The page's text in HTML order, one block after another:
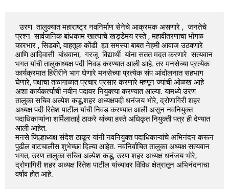
  उरण  तालुक्यात महाराष्ट्र नवनिर्माण सेनेचे आक्रमक असणारे ,  जनतेचे
प्रश्न  सार्वजनिक बांधकाम खात्याचे खड्डेमय रस्ते , महावीतरणाचा भोंगळ
कारभार , सिडको, वाहतूक कोंडी  ह्या समस्या बाबत नेहमी आवाज उठवणारे
आणि आदिवासी  बांधवाना,  गरजू  विद्यार्थी  यांना सतत मदत करणारे  सत्यवान
भगत यांची तालुकाध्यक्ष पदी निवड करण्यात आली आहे. तर मनसेच्या प्रत्येक
कार्यक्रमात हिरीरीने भाग घेणारे मनसेच्या प्रत्येक संप आंदोलनात सहभाग
घेणारे, पक्षाचा तळागाळात प्रचार प्रसार करणारे म्हणून ज्यांची ओळख आहे
अशा कार्यकर्त्याची नवीन पदावर नियुक्त्या करण्यात आल्या. यामध्ये उरण
तालुका सचिव अल्पेश कडू,शहर अध्यक्षपदी धनंजय भोरे, द्रोणागिरी शहर
अध्यक्ष पदी रितेश पाटील यांची निवड करण्यात आली असून नवनियुक्त
पदाधिकाऱ्यांना शर्मिलाताई ठाकरे यांच्या हस्ते अधिकृत नियुक्ती पत्र ही देण्यात
आली आहेत.
मनसे जिल्हाध्यक्ष संदेश ठाकूर यांनी नवनियुक्त पदाधिकाऱ्यांचे अभिनंदन करून
पुढील वाटचालीस शुभेच्छा दिल्या आहेत. नवनिर्वाचित तालुका अध्यक्ष सत्यवान
भगत, उरण तालुका सचिव अल्पेश कडू, उरण शहर अध्यक्ष धनंजय भोरे,
द्रोणागिरी शहर अध्यक्ष रितेश पाटील यांच्यावर विविध क्षेत्रातून अभिनंदनाचा
वर्षाव होत आहे.